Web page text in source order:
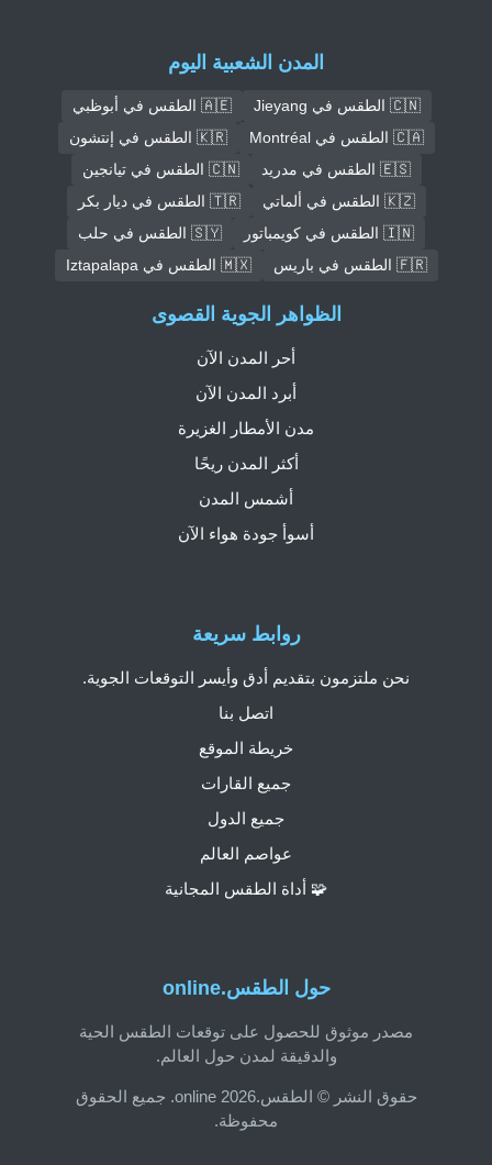
المدن الشعبية اليوم
🇨🇳 الطقس في Jieyang
🇦🇪 الطقس في أبوظبي
🇨🇦 الطقس في Montréal
🇰🇷 الطقس في إنتشون
🇪🇸 الطقس في مدريد
🇨🇳 الطقس في تيانجين
🇰🇿 الطقس في ألماتي
🇹🇷 الطقس في ديار بكر
🇮🇳 الطقس في كويمباتور
🇸🇾 الطقس في حلب
🇫🇷 الطقس في باريس
🇲🇽 الطقس في Iztapalapa
حول الطقس.online
مصدر موثوق للحصول على توقعات الطقس الحية
والدقيقة لمدن حول العالم.
حقوق النشر © الطقس.online 2026. جميع الحقوق
محفوظة.
روابط سريعة
نحن ملتزمون بتقديم أدق وأيسر التوقعات الجوية.
اتصل بنا
خريطة الموقع
جميع القارات
جميع الدول
عواصم العالم
🧩 أداة الطقس المجانية
الظواهر الجوية القصوى
أحر المدن الآن
أبرد المدن الآن
مدن الأمطار الغزيرة
أكثر المدن ريحًا
أشمس المدن
أسوأ جودة هواء الآن